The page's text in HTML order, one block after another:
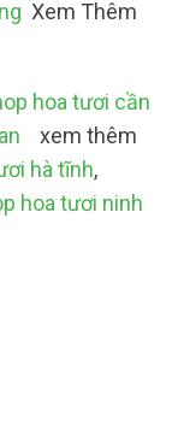
Xem Thêm
hoa tươi cần
xem thêm
hà tĩnh,
hoa tươi ninh